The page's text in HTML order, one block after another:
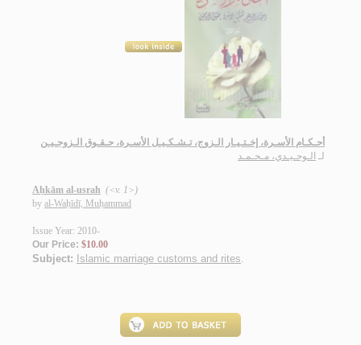
أحـكـام الأسـرة، إخـتـيـار الـزوج، تـشـكـيـل الأسـرة، حـقـوق الـزوجـيـن
لـ الـوحـيـدي، مـحـمـد
Aḥkām al-usrah (<v. 1>)
by al-Waḥīdī, Muḥammad
Issue Year: 2010-
Our Price: $10.00
Subject: Islamic marriage customs and rites.